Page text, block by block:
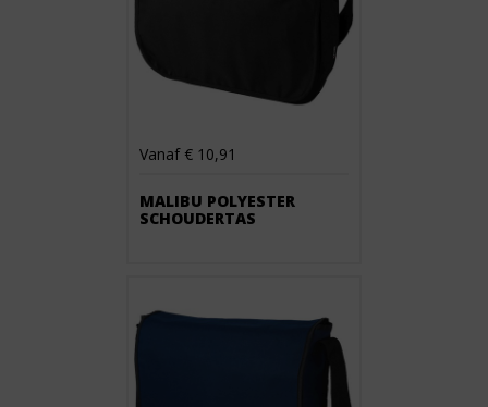
Vanaf € 10,91
MALIBU POLYESTER
SCHOUDERTAS